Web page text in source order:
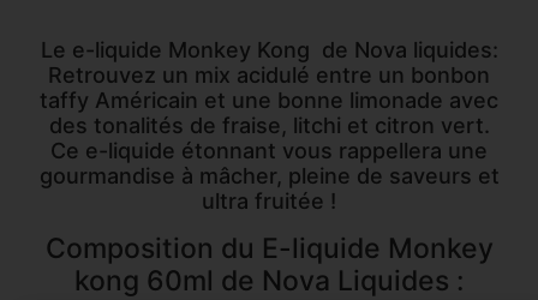
Le e-liquide Monkey Kong de Nova liquides:
Retrouvez un mix acidulé entre un bonbon
taffy Américain et une bonne limonade avec
des tonalités de fraise, litchi et citron vert.
Ce e-liquide étonnant vous rappellera une
gourmandise à mâcher, pleine de saveurs et
ultra fruitée !
Composition du E-liquide Monkey
kong 60ml de Nova Liquides :